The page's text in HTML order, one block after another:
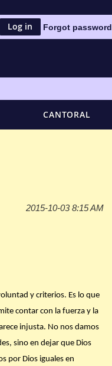
Forgot password
CANTORAL
y criterios. Es lo que
contar con la fuerza y la
injusta. No nos damos
sino en dejar que Dios
por Dios iguales en